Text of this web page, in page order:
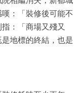
：「裝修後可能不
：「商場又殘又
地標的終結，也是